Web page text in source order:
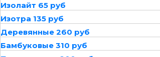
Изолайт 65 руб
Изотра 135 руб
Деревянные 260 руб
Бамбуковые 310 руб